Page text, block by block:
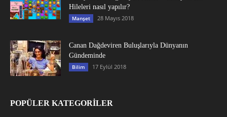
Hileleri nasıl yapılır?
Manşet 28 Mayıs 2018
Canan Dağdeviren Buluşlarıyla Dünyanın
Gündeminde
Bilim 17 Eylül 2018
POPÜLER KATEGORİLER